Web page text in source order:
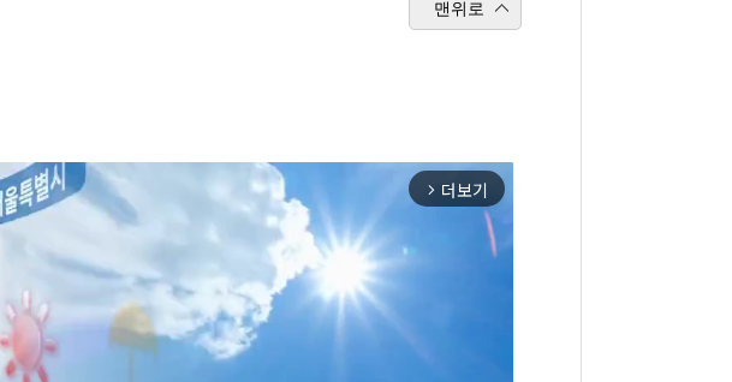
맨위로
arrow_forward_ios 더보기